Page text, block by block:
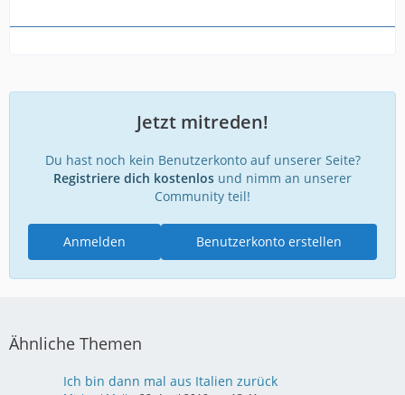
Jetzt mitreden!
Du hast noch kein Benutzerkonto auf unserer Seite?
Registriere dich kostenlos und nimm an unserer
Community teil!
Benutzerkonto erstellen
Anmelden
Ähnliche Themen
Ich bin dann mal aus Italien zurück